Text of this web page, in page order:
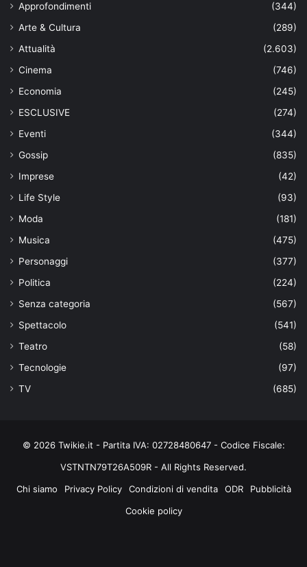
Approfondimenti
(344)
Arte & Cultura
(289)
Attualità
(2.603)
Cinema
(746)
Economia
(245)
ESCLUSIVE
(274)
Eventi
(344)
Gossip
(835)
Imprese
(42)
Life Style
(93)
Moda
(181)
Musica
(475)
Personaggi
(377)
Politica
(224)
Senza categoria
(567)
Spettacolo
(541)
Teatro
(58)
Tecnologie
(97)
TV
(685)
© 2026 Twikie.it - Partita IVA: 02728480647 - Codice Fiscale:
VSTNTN79T26A509R - All Rights Reserved.
Chi siamo
Privacy Policy Condizioni di vendita ODR
Pubblicità
Cookie policy